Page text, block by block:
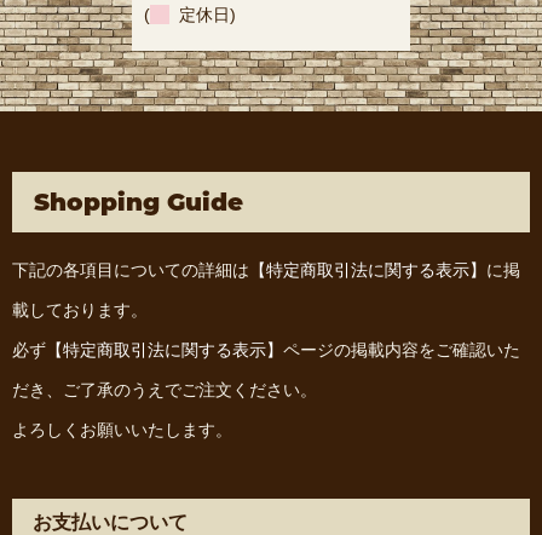
( 定休日)
Shopping Guide
下記の各項目についての詳細は 【特定商取引法に関する表示】 に掲
載しております。
必ず 【特定商取引法に関する表示】 ページの掲載内容をご確認いた
だき、ご了承のうえでご注文ください。
よろしくお願いいたします。
お支払いについて